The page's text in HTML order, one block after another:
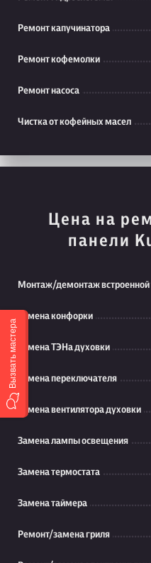
Ремонт капучинатора
Ремонт кофемолки
Ремонт насоса
Чистка от кофейных масел
Цена на
панели
Монтаж/демонтаж встроенной
Замена конфорки
Замена ТЭНа духовки
Замена переключателя
Замена вентилятора духовки
Замена лампы освещения
Замена термостата
Замена таймера
Ремонт/замена гриля
Вызвать мастера